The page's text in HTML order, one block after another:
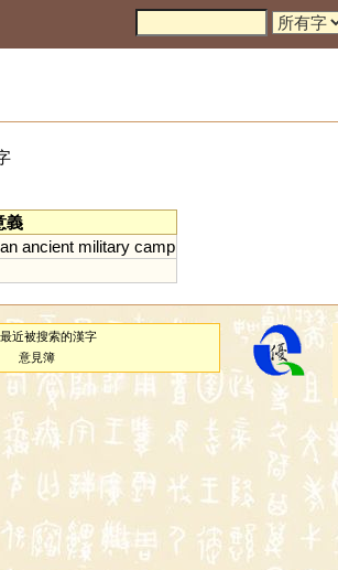
義
an ancient military camp
最近被搜索的漢字
意見簿